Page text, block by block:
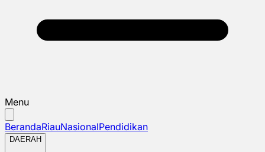
Menu
BerandaRiauNasionalPendidikan
DAERAH